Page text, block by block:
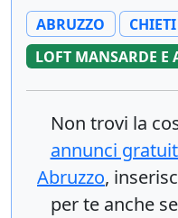
ABRUZZO CHIETI
LOFT MANSARDE E
Non trovi la
annunci
Abruzzo,
per te anche